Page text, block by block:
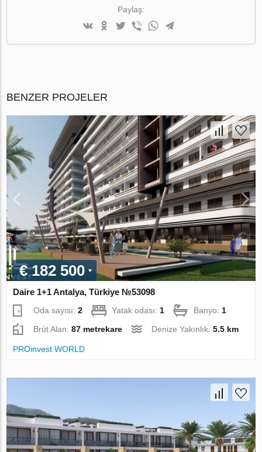
Paylaş:
BENZER PROJELER
€ 182 500
Daire 1+1 Antalya, Türkiye №53098
Oda sayısı:2 Yatak odası:1 Banyo:1
Brüt Alan:87 metrekare Denize Yakınlık:5.5 km
PROinvest WORLD